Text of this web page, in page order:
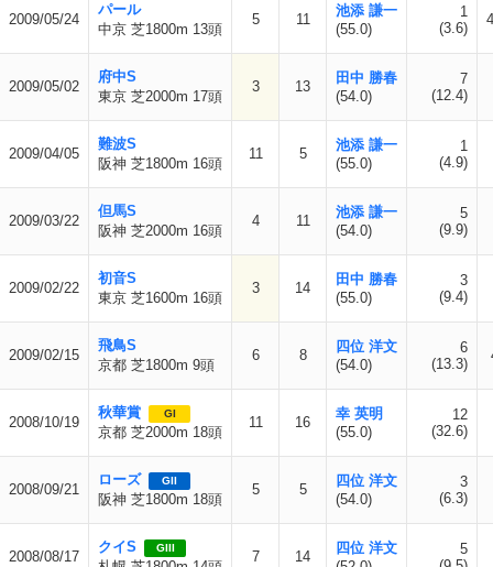
2009/05/24
パール
中京 芝1800m 13頭
5 11
池添 謙一
(55.0)
1
(3.6)
2009/05/02
府中S
東京 芝2000m 17頭
3 13
田中 勝春
(54.0)
7
(12.4)
2009/04/05
難波S
阪神 芝1800m 16頭
11 5
池添 謙一
(55.0)
1
(4.9)
2009/03/22
但馬S
阪神 芝2000m 16頭
4 11
池添 謙一
(54.0)
5
(9.9)
2009/02/22
初音S
東京 芝1600m 16頭
3 14
田中 勝春
(55.0)
3
(9.4)
2009/02/15
飛鳥S
京都 芝1800m 9頭
6 8
四位 洋文
(54.0)
6
(13.3)
2008/10/19
秋華賞 GI
京都 芝2000m 18頭
11 16
幸 英明
(55.0)
12
(32.6)
2008/09/21
ローズ GII
阪神 芝1800m 18頭
5 5
四位 洋文
(54.0)
3
(6.3)
2008/08/17
クイS GIII
7 14
四位 洋文
5